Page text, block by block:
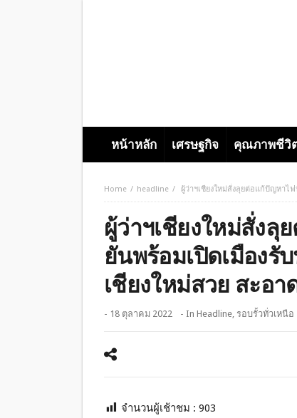
หน้าหลัก เศรษฐกิจ คุณภาพชีวิ
Home headline ผู้ว่าฯเชียงใหม่สั่งลุยต่อแก้ปัญหาไ
ผู้ว่าฯเชียงใหม่สั่ง
ยันพร้อมเปิดเมืองรั
เชียงใหม่สวย สะอา
- 18 ตุลาคม 2022 - In Headline, รอบรั้วทั่วเหนือ
จำนวนผู้เช้าชม : 903